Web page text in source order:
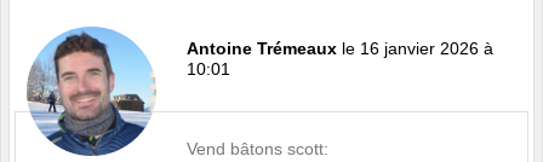
Antoine Trémeaux le 16 janvier 2026 à
10:01
Vend bâtons scott: